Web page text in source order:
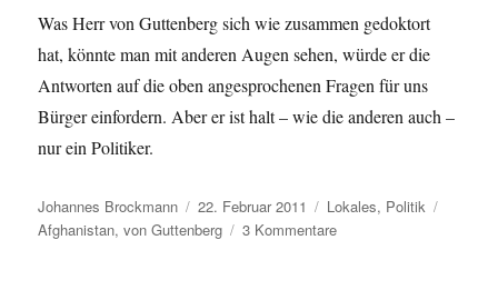
Was Herr von Guttenberg sich wie zusammen gedoktort
hat, könnte man mit anderen Augen sehen, würde er die
Antworten auf die oben angesprochenen Fragen für uns
Bürger einfordern. Aber er ist halt – wie die anderen auch –
nur ein Politiker.
Autor
Johannes Brockmann
Veröffentlicht
am
22. Februar 2011 Kategorien
Lokales, Politik
Afghanistan,von Guttenberg 3 Kommentarezu